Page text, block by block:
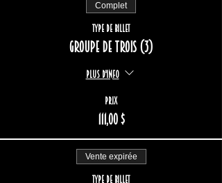
Complet
Type de billet
Groupe de trois (3)
Plus d'info
Prix
111,00 $
Vente expirée
Type de billet